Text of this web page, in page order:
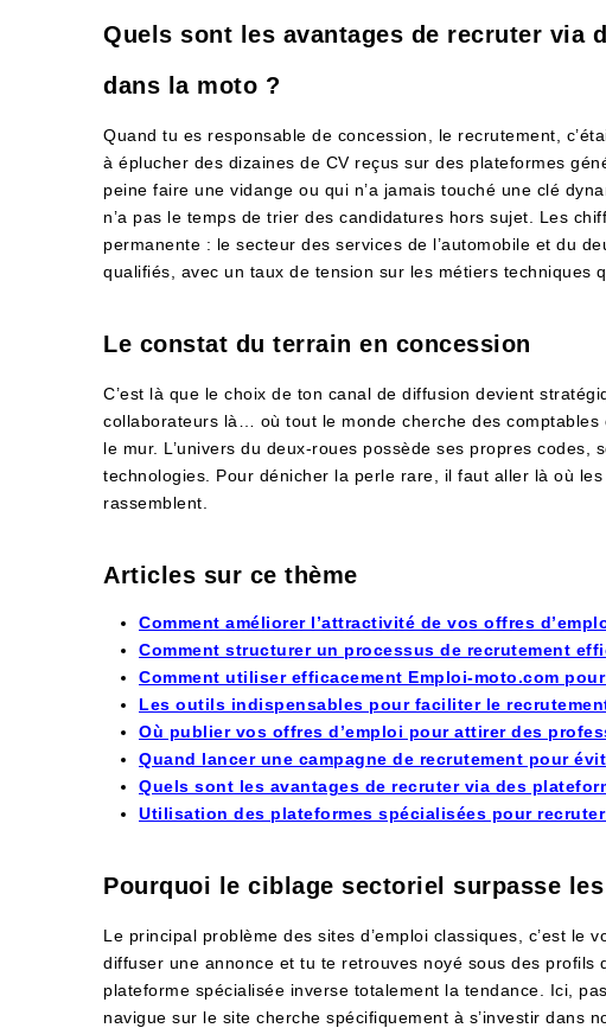
Quels sont les avantages de recruter via
dans la moto ?
Quand tu es responsable de concession, le recrutement,
à éplucher des dizaines de CV reçus sur des plateformes
peine faire une vidange ou qui n’a jamais touché une clé
n’a pas le temps de trier des candidatures hors sujet. Les
permanente : le secteur des services de l’automobile et du
qualifiés, avec un taux de tension sur les métiers techniques
Le constat du terrain en concession
C’est là que le choix de ton canal de diffusion devient
collaborateurs là… où tout le monde cherche des
le mur. L’univers du deux-roues possède ses propres codes,
technologies. Pour dénicher la perle rare, il faut aller là où
rassemblent.
Articles sur ce thème
Comment améliorer l’attractivité de vos offres
Comment structurer un processus de recrutement
Comment utiliser efficacement Emploi-moto.com
Les outils indispensables pour faciliter le
Où publier vos offres d’emploi pour attirer des
Quand lancer une campagne de recrutement pour
Quels sont les avantages de recruter via des
Utilisation des plateformes spécialisées pour
Pourquoi le ciblage sectoriel surpasse
Le principal problème des sites d’emploi classiques, c’est le
diffuser une annonce et tu te retrouves noyé sous des profils
plateforme spécialisée inverse totalement la tendance. Ici,
navigue sur le site cherche spécifiquement à s’investir dans